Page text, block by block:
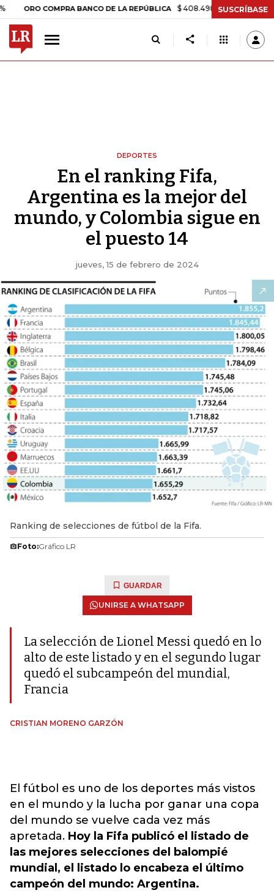
COMPRA BANCO DE LA REPÚBLICA $ 408.498,97 +$ 8.753,81 +2,19%
SUSCRÍBASE
DEPORTES
En el ranking Fifa,
Argentina es la mejor del
mundo, y Colombia sigue en
el puesto 14
jueves, 15 de febrero de 2024
Ranking de selecciones de fútbol de la Fifa.
Foto:Gráfico LR
GUARDAR
UNIRSE A WHATSAPP
La selección de Lionel Messi quedó en lo
alto de este listado y en el segundo lugar
quedó el subcampeón del mundial,
Francia
CRISTIAN MORENO GARZÓN
El fútbol es uno de los deportes más vistos
en el mundo y la lucha por ganar una copa
del mundo se vuelve cada vez más
apretada. Hoy l a Fifa publicó el listado de
las mejores selecciones del balompié
mundial, el listado lo encabeza el último
campeón del mundo: Argentina.